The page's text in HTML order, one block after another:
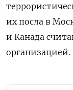
их посла в
и Канада
организацией.